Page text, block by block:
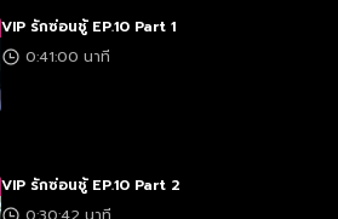
VIP รักซ่อนชู้ EP.10 Part 1
0:41:00 นาที
VIP รักซ่อนชู้ EP.10 Part 2